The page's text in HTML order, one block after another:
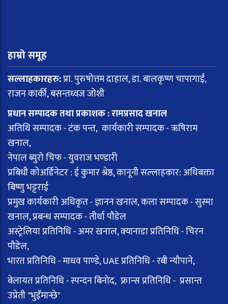
हाम्रो समूह
सल्लाहकारहरु:प्रा. पुरुषोत्तम दाहाल, डा. बालकृष्ण चापागाईं,
राजन कार्की, बसन्तध्वज जोशी
प्रधान सम्पादक तथा प्रकाशक : रामप्रसाद खनाल
अतिथि सम्पादक - टंक पन्त, कार्यकारी सम्पादक - ऋषिराम
खनाल,
नेपाल ब्युरो चिफ - युवराज भण्डारी
प्रबिधी कोअर्डिनेटर : ई कुमार श्रेष्ठ, कानूनी सल्लाहकार: अधिबक्ता
बिष्णु भट्टराई
प्रमुख कार्यकारी अधिकृत - ज्ञानन खनाल, कला सम्पादक - सुस्मा
खनाल, प्रबन्ध सम्पादक - तीर्था पौडेल
अस्ट्रेलिया प्रतिनिधि - अमर खनाल, क्यानाडा प्रतिनिधि - चिरन
पौडेल,
भारत प्रतिनिधि - माधव पाण्डे, UAE प्रतिनिधि - रबी न्यौपाने,
बेलायत प्रतिनिधि - स्पन्दन बिनोद, फ्रान्स प्रतिनिधि - प्रसान्त
उप्रेती "भुइँमान्छे"